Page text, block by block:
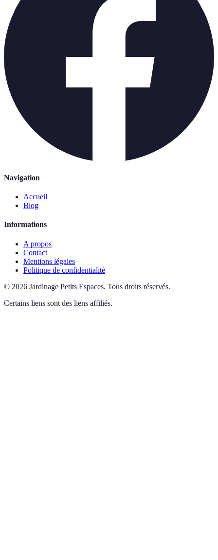
Navigation
Accueil
Blog
Informations
A propos
Contact
Mentions légales
Politique de confidentialité
© 2026 Jardinage Petits Espaces. Tous droits réservés.
Certains liens sont des liens affiliés.